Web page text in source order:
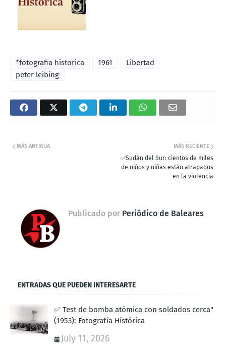
*fotografia historica 1961
Libertad
peter leibing
MÁS RECIENTE
✅Sudán del Sur: cientos de miles
de niños y niñas están atrapados
en la violencia
MÁS ANTIGUA
Publicado por Periódico de Baleares
ENTRADAS QUE PUEDEN INTERESARTE
✅ Test de bomba atómica con soldados cerca"
(1953): Fotografía Histórica
July 11, 2026